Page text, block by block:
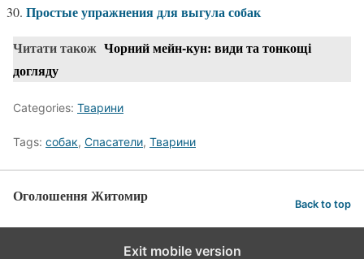
Простые упражнения для выгула собак
Читати також Чорний мейн-кун: види та тонкощі
догляду
Categories: Тварини
Tags: собак, Спасатели, Тварини
Оголошення Житомир Back to top
Exit mobile version